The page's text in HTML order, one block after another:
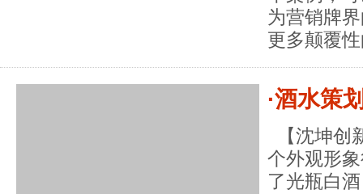
为营销牌
更多颠覆
·酒水策
【沈坤创
个外观形
了光瓶白